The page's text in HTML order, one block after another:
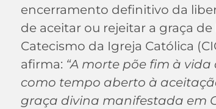
encerramento definitivo da
de aceitar ou rejeitar a graça de
Catecismo da Igreja Católica
afirma: “A morte põe fim à
como tempo aberto à
graça divina manifestada em